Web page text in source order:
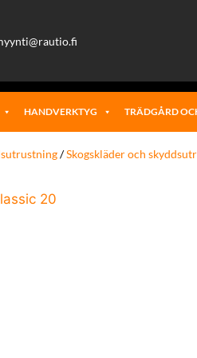
HANDVERKTYG TRÄDGÅRD
/Skogskläder och